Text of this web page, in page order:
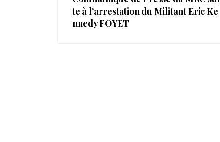
te à l’arrestation du Militant Eric Ke
nnedy FOYET